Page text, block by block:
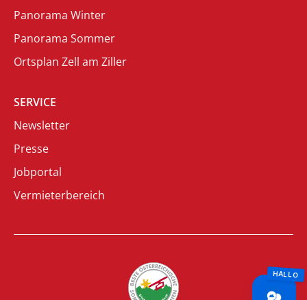
Panorama Winter
Panorama Sommer
Ortsplan Zell am Ziller
SERVICE
Newsletter
Presse
Jobportal
Vermieterbereich